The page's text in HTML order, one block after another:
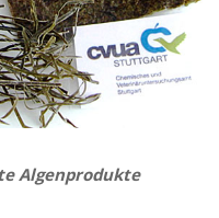
Algenprodukte